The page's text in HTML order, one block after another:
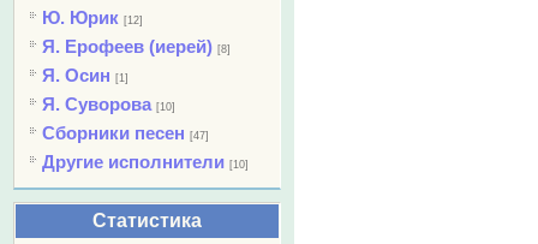
Ю. Юрик [12]
Я. Ерофеев (иерей) [8]
Я. Осин [1]
Я. Суворова [10]
Сборники песен [47]
Другие исполнители [10]
Статистика